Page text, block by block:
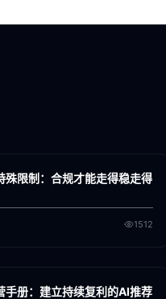
殊限制：合规才能走得稳走得
1512
手册：建立持续复利的AI推荐